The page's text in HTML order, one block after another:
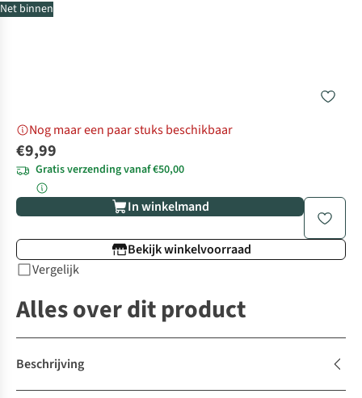
Net binnen
Nog maar een paar stuks beschikbaar
€9,99
Gratis verzending vanaf €50,00
In winkelmand
Bekijk winkelvoorraad
Vergelijk
Alles over dit product
Beschrijving